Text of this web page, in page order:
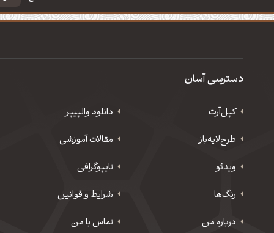
دسترسی آسان
کپل‌آرت دانلود‌ والپیپر
طرح‌لایه‌باز
مقالات آموزشی
ویدئو
‌تایپوگرافی
رنگ‌ها
شرایط و قوانین
درباره من
تماس با من